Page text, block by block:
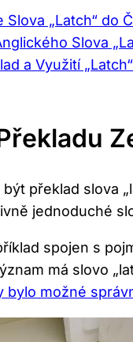
„Latch“ do
Slova
a Využití
překlad slova
jednoduché
spojen s
má slovo
bylo možné